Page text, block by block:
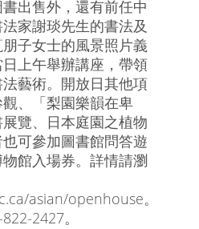
出售外，還有前任中
家謝琰先生的書法及
子女士的風景照片義
上午舉辦講座，帶領
藝術。開放日其他項
、「梨園樂韻在卑
覽、日本庭園之植物
可參加圖書館問答遊
館入場券。詳情請瀏
asian/openhouse。
2427。